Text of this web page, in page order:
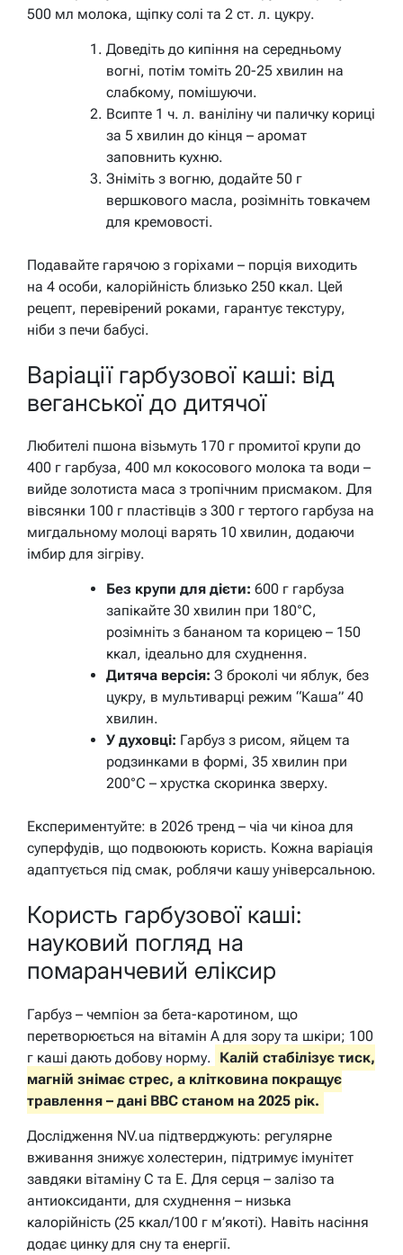
500 мл молока, щіпку солі та 2 ст. л. цукру.
Доведіть до кипіння на середньому
вогні, потім томіть 20-25 хвилин на
слабкому, помішуючи.
Всипте 1 ч. л. ваніліну чи паличку кориці
за 5 хвилин до кінця – аромат
заповнить кухню.
Зніміть з вогню, додайте 50 г
вершкового масла, розімніть товкачем
для кремовості.
Подавайте гарячою з горіхами – порція виходить
на 4 особи, калорійність близько 250 ккал. Цей
рецепт, перевірений роками, гарантує текстуру,
ніби з печи бабусі.
Варіації гарбузової каші: від
веганської до дитячої
Любителі пшона візьмуть 170 г промитої крупи до
400 г гарбуза, 400 мл кокосового молока та води –
вийде золотиста маса з тропічним присмаком. Для
вівсянки 100 г пластівців з 300 г тертого гарбуза на
мигдальному молоці варять 10 хвилин, додаючи
імбир для зігріву.
Без крупи для дієти: 600 г гарбуза
запікайте 30 хвилин при 180°C,
розімніть з бананом та корицею – 150
ккал, ідеально для схуднення.
Дитяча версія: З броколі чи яблук, без
цукру, в мультиварці режим “Каша” 40
хвилин.
У духовці: Гарбуз з рисом, яйцем та
родзинками в формі, 35 хвилин при
200°C – хрустка скоринка зверху.
Експериментуйте: в 2026 тренд – чіа чи кіноа для
суперфудів, що подвоюють користь. Кожна варіація
адаптується під смак, роблячи кашу універсальною.
Користь гарбузової каші:
науковий погляд на
помаранчевий еліксир
Гарбуз – чемпіон за бета-каротином, що
перетворюється на вітамін A для зору та шкіри; 100
г каші дають добову норму.
Калій стабілізує тиск,
магній знімає стрес, а клітковина покращує
травлення – дані BBC станом на 2025 рік.
Дослідження NV.ua підтверджують: регулярне
вживання знижує холестерин, підтримує імунітет
завдяки вітаміну C та E. Для серця – залізо та
антиоксиданти, для схуднення – низька
калорійність (25 ккал/100 г м’якоті). Навіть насіння
додає цинку для сну та енергії.